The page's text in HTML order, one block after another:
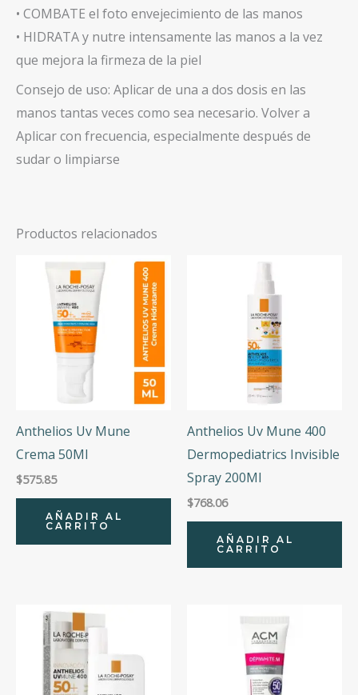
• COMBATE el foto envejecimiento de las manos
• HIDRATA y nutre intensamente las manos a la vez
que mejora la firmeza de la piel
Consejo de uso: Aplicar de una a dos dosis en las
manos tantas veces como sea necesario. Volver a
Aplicar con frecuencia, especialmente después de
sudar o limpiarse
Productos relacionados
Anthelios Uv Mune
Crema 50Ml
$575.85
AÑADIR AL
CARRITO
Anthelios Uv Mune 400
Dermopediatrics Invisible
Spray 200Ml
$768.06
AÑADIR AL
CARRITO